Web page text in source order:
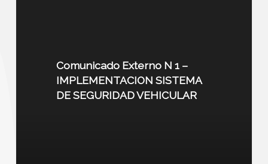
Comunicado Externo N 1 –
IMPLEMENTACION SISTEMA
DE SEGURIDAD VEHICULAR